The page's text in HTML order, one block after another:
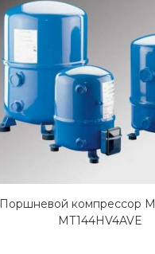
Поршневой компрессор
MT144HV4AVE